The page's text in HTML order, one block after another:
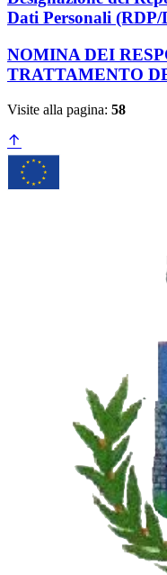
Dati Personali (RDP/
NOMINA DEI
TRATTAMENTO
Visite alla pagina: 58